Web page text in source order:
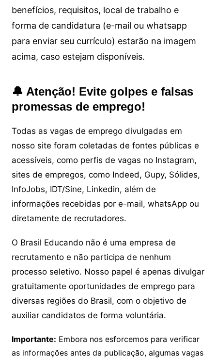
benefícios, requisitos, local de trabalho e
forma de candidatura (e-mail ou whatsapp
para enviar seu currículo) estarão na imagem
acima, caso estejam disponíveis.
🔔 Atenção! Evite golpes e falsas
promessas de emprego!
Todas as vagas de emprego divulgadas em
nosso site foram coletadas de fontes públicas e
acessíveis, como perfis de vagas no Instagram,
sites de empregos, como Indeed, Gupy, Sólides,
InfoJobs, IDT/Sine, Linkedin, além de
informações recebidas por e-mail, whatsApp ou
diretamente de recrutadores.
O Brasil Educando não é uma empresa de
recrutamento e não participa de nenhum
processo seletivo. Nosso papel é apenas divulgar
gratuitamente oportunidades de emprego para
diversas regiões do Brasil, com o objetivo de
auxiliar candidatos de forma voluntária.
Importante: Embora nos esforcemos para verificar
as informações antes da publicação, algumas vagas